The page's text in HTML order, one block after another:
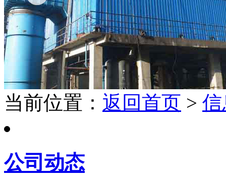
当前位置： 返回首页 >
公司动态